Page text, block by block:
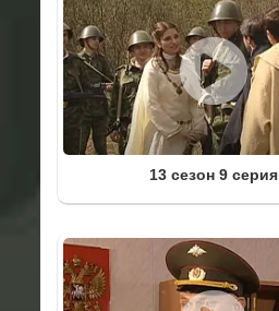
13 сезон 9 серия